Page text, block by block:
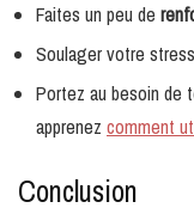
Faites un peu de
Soulager votre
Portez au besoin de
apprenez comment
Conclusion